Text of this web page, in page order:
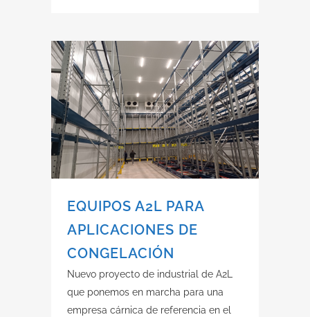
EQUIPOS A2L PARA
APLICACIONES DE
CONGELACIÓN
Nuevo proyecto de industrial de A2L
que ponemos en marcha para una
empresa cárnica de referencia en el